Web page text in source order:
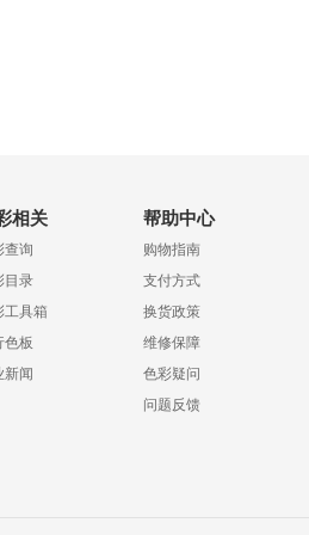
相关
查询
目录
工具箱
色板
新闻
帮助中心
购物指南
支付方式
换货政策
维修保障
色彩疑问
问题反馈